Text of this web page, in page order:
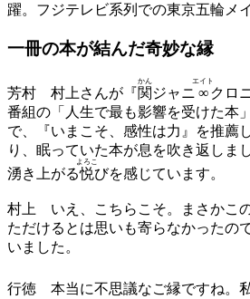
躍。フジテレビ系列での東京五輪メ
一冊の本が結んだ奇妙な縁
芳村 村上さんが『関
かん
ジャニ ∞
エイト
クロ
番組の「人生で最も影響を受けた本
で、『いまこそ、感性は力』を推薦
り、眠っていた本が息を吹き返しま
湧き上がる悦
よろこ
びを感じています。
村上
いえ、こちらこそ。まさかこ
ただけるとは思いも寄らなかったの
いました。
行徳 本当に不思議なご縁ですね。